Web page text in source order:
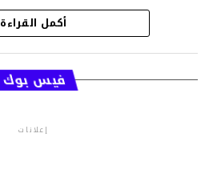
قسم الاخبار
أكمل القراءة
فيس بوك
إعلانات